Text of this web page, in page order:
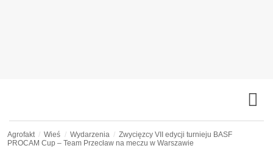
Agrofakt Wieś Wydarzenia
Zwycięzcy VII edycji turnieju BASF
PROCAM Cup – Team Przecław na meczu w Warszawie